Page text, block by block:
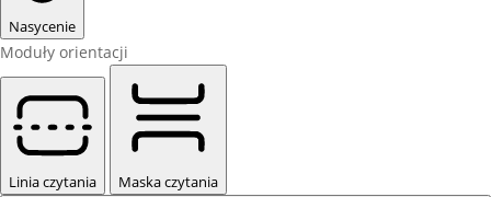
Nasycenie
Moduły orientacji
Linia czytania
Maska czytania